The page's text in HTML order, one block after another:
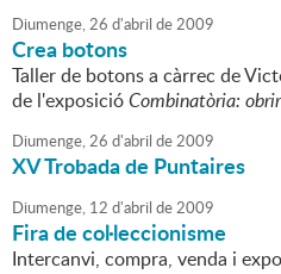
Diumenge,26 d'abril de2009
Crea botons
Taller de botons a càrrec de
de l'exposicióCombinatòria:
Diumenge,26 d'abril de2009
XV Trobada de Puntaires
Diumenge, 12 d'abril de2009
Fira de col·leccionisme
Intercanvi, compra, venda i